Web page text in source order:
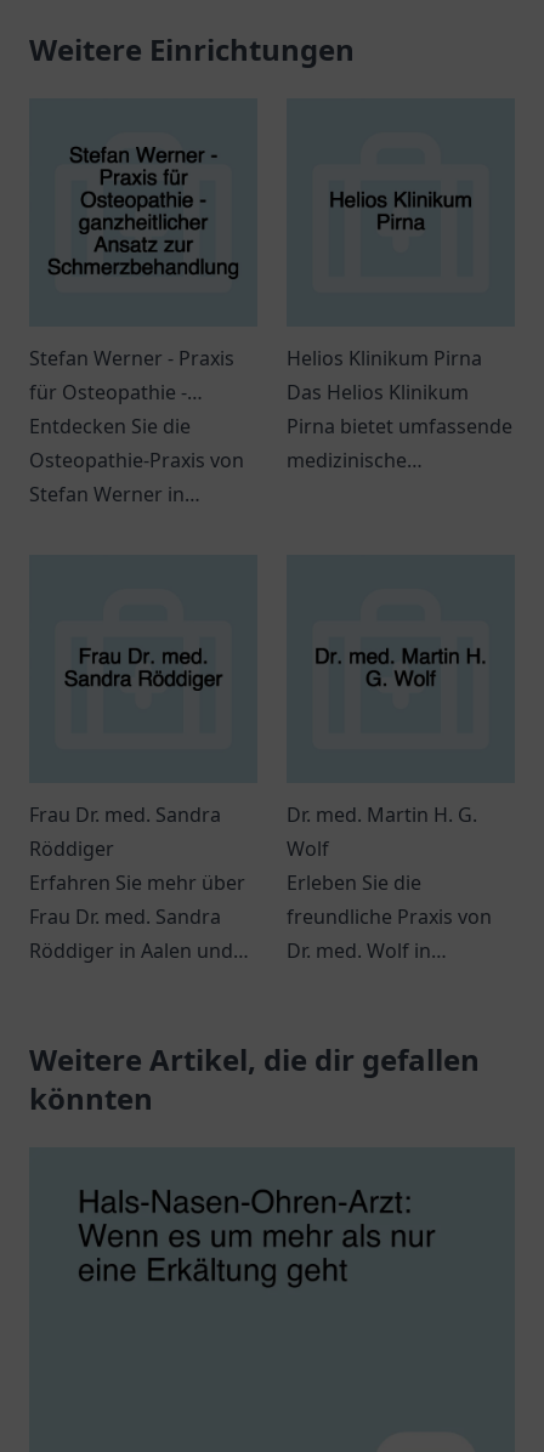
Weitere Einrichtungen
Stefan Werner - Praxis
für Osteopathie -
ganzheitlicher Ansatz
zur Schmerzbehandlung
Entdecken Sie die
Osteopathie-Praxis von
Stefan Werner in
Ihres Wohlbefindens.
Helios Klinikum Pirna
Das Helios Klinikum
Pirna bietet umfassende
medizinische
Frau Dr. med. Sandra
Röddiger
Erfahren Sie mehr über
Frau Dr. med. Sandra
Röddiger in Aalen und
Strahlentherapie in ihrer
Praxis.
Dr. med. Martin H. G.
Wolf
Erleben Sie die
freundliche Praxis von
Dr. med. Wolf in
im Mittelpunkt.
Weitere Artikel, die dir gefallen
könnten